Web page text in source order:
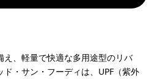
、軽量で快適な多用途型のリバ
・サン・フーディは、UPF（紫外